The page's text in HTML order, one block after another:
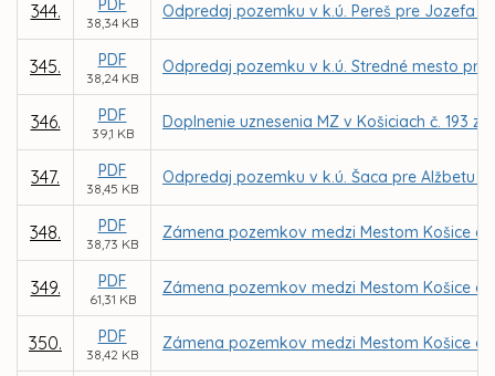
344. PDF
38,34 KB
Odpredaj pozemku v k.ú. Pereš pre Jozefa
345. PDF
38,24 KB
Odpredaj pozemku v k.ú. Stredné mesto pre
346. PDF
39,1 KB
Doplnenie uznesenia MZ v Košiciach č. 193
347. PDF
38,45 KB
Odpredaj pozemku v k.ú. Šaca pre Alžbetu
348. PDF
38,73 KB
Zámena pozemkov medzi Mestom Košice
349. PDF
61,31 KB
Zámena pozemkov medzi Mestom Košice
350. PDF
38,42 KB
Zámena pozemkov medzi Mestom Košice a